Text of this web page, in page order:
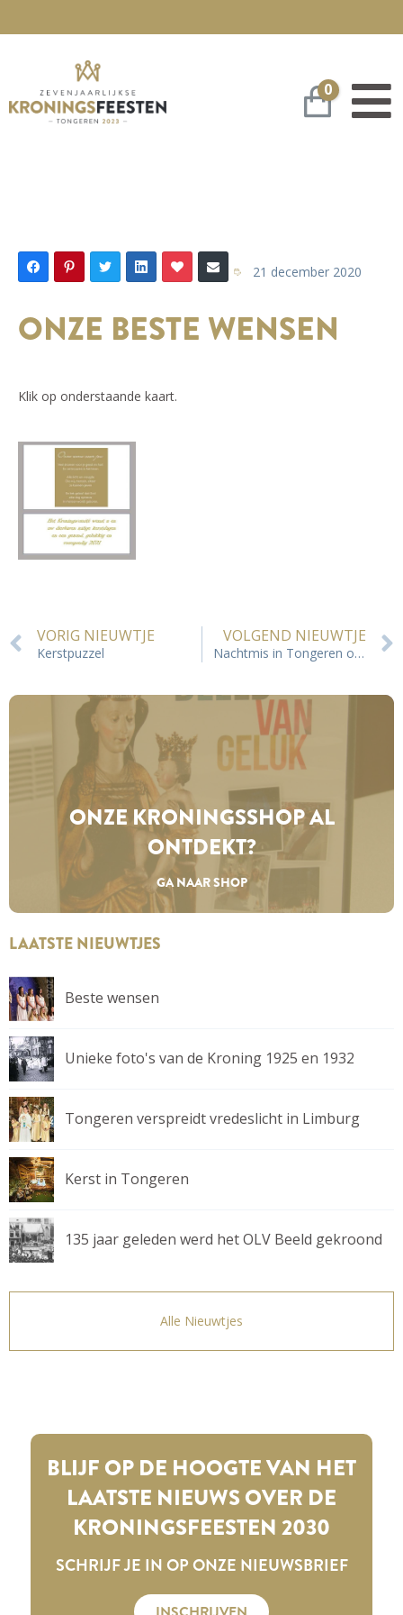
0
21 december 2020
ONZE BESTE WENSEN
Klik op onderstaande kaart.
VORIG NIEUWTJE
Kerstpuzzel
VOLGEND NIEUWTJE
Nachtmis in Tongeren op internet
ONZE KRONINGS­SHOP AL
ONTDEKT?
GA NAAR SHOP
LAATSTE NIEUWTJES
Beste wensen
Unieke foto's van de Kroning 1925 en 1932
Tongeren verspreidt vredeslicht in Limburg
Kerst in Tongeren
135 jaar geleden werd het OLV Beeld gekroond
Alle Nieuwtjes
BLIJF OP DE HOOGTE VAN HET
LAATSTE NIEUWS OVER DE
KRONINGSFEESTEN 2030
SCHRIJF JE IN OP ONZE NIEUWSBRIEF